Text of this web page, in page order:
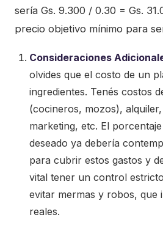
sería Gs. 9.300 / 0.30 = Gs.
precio objetivo mínimo para
Consideraciones
olvides que el costo de un
ingredientes. Tenés costos
(cocineros, mozos),
marketing, etc. El
deseado ya debería
para cubrir estos gastos y
vital tener un control
evitar mermas y robos, que
reales.